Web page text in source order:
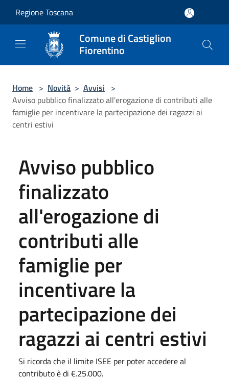
Regione Toscana
Comune di Castiglion
Fiorentino
Home > Novità > Avvisi >
Avviso pubblico finalizzato all'erogazione di contributi alle
famiglie per incentivare la partecipazione dei ragazzi ai
centri estivi
Avviso pubblico
finalizzato
all'erogazione di
contributi alle
famiglie per
incentivare la
partecipazione dei
ragazzi ai centri estivi
Si ricorda che il limite ISEE per poter accedere al
contributo è di €.25.000.